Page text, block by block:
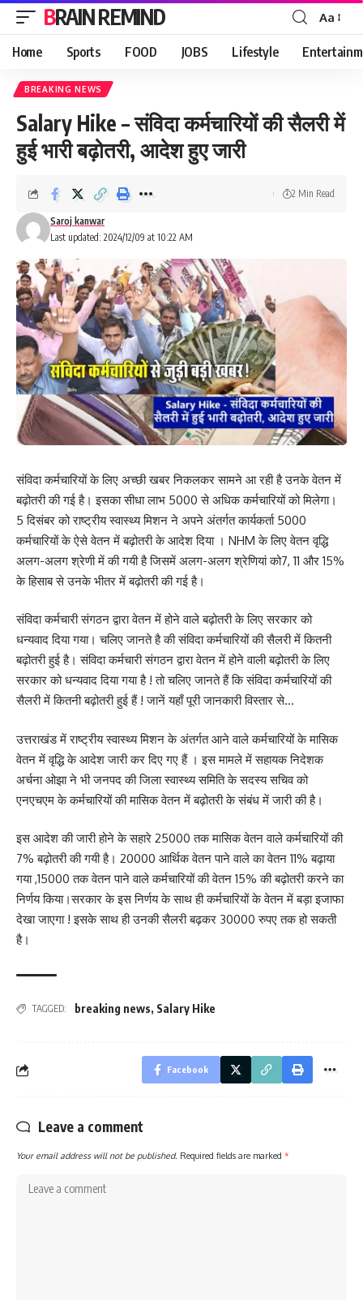
BRAIN REMIND
Font
Resizer
Aa
Home Sports FOOD JOBS Lifestyle
BREAKING NEWS
Salary Hike – संविदा कर्मचारियों की सैलरी में
हुई भारी बढ़ोतरी, आदेश हुए जारी
Last updated: 2024/12/09 at 10:22 AM
Saroj kanwar
2 Min Read
संविदा कर्मचारियों के लिए अच्छी खबर निकलकर सामने आ रही है उनके वेतन में
बढ़ोतरी की गई है। इसका सीधा लाभ 5000 से अधिक कर्मचारियों को मिलेगा।
5 दिसंबर को राष्ट्रीय स्वास्थ्य मिशन ने अपने अंतर्गत कार्यकर्ता 5000
कर्मचारियों के ऐसे वेतन में बढ़ोतरी के आदेश दिया । NHM के लिए वेतन वृद्धि
अलग-अलग श्रेणी में की गयी है जिसमें अलग-अलग श्रेणियां को7, 11 और 15%
के हिसाब से उनके भीतर में बढ़ोतरी की गई है।
संविदा कर्मचारी संगठन द्वारा वेतन में होने वाले बढ़ोतरी के लिए सरकार को
धन्यवाद दिया गया। चलिए जानते है की संविदा कर्मचारियों की सैलरी में कितनी
बढ़ोतरी हुई है। संविदा कर्मचारी संगठन द्वारा वेतन में होने वाली बढ़ोतरी के लिए
सरकार को धन्यवाद दिया गया है ! तो चलिए जानते हैं कि संविदा कर्मचारियों की
सैलरी में कितनी बढ़ोतरी हुई हैं ! जानें यहाँ पूरी जानकारी विस्तार से…
उत्तराखंड में राष्ट्रीय स्वास्थ्य मिशन के अंतर्गत आने वाले कर्मचारियों के मासिक
वेतन में वृद्धि के आदेश जारी कर दिए गए हैं । इस मामले में सहायक निदेशक
अर्चना ओझा ने भी जनपद की जिला स्वास्थ्य समिति के सदस्य सचिव को
एनएचएम के कर्मचारियों की मासिक वेतन में बढ़ोतरी के संबंध में जारी की है।
इस आदेश की जारी होने के सहारे 25000 तक मासिक वेतन वाले कर्मचारियों की
7% बढ़ोतरी की गयी है। 20000 आर्थिक वेतन पाने वाले का वेतन 11% बढ़ाया
गया ,15000 तक वेतन पाने वाले कर्मचारियों की वेतन 15% की बढ़ोतरी करने का
निर्णय किया।सरकार के इस निर्णय के साथ ही कर्मचारियों के वेतन में बड़ा इजाफा
देखा जाएगा ! इसके साथ ही उनकी सैलरी बढ़कर 30000 रुपए तक हो सकती
है।
TAGGED: breaking news, Salary Hike
Facebook
Leave a comment
Your email address will not be published. Required fields are marked *